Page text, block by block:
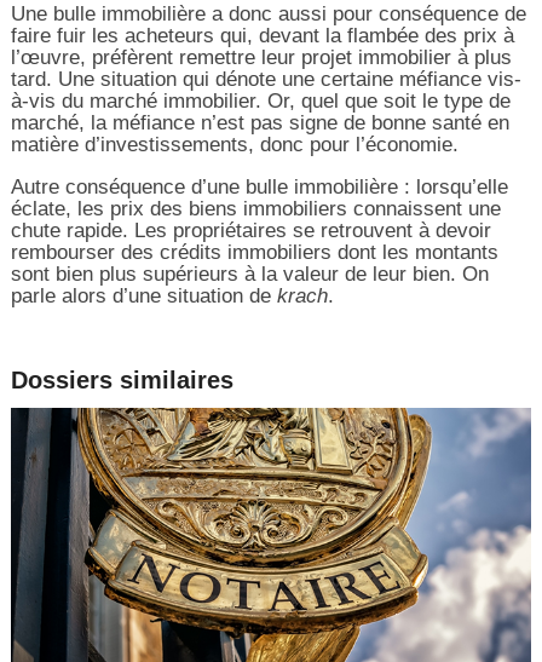
Une bulle immobilière a donc aussi pour conséquence de
faire fuir les acheteurs qui, devant la flambée des prix à
l’œuvre, préfèrent remettre leur projet immobilier à plus
tard. Une situation qui dénote une certaine méfiance vis-
à-vis du marché immobilier. Or, quel que soit le type de
marché, la méfiance n’est pas signe de bonne santé en
matière d’investissements, donc pour l’économie.
Autre conséquence d’une bulle immobilière : lorsqu’elle
éclate, les prix des biens immobiliers connaissent une
chute rapide. Les propriétaires se retrouvent à devoir
rembourser des crédits immobiliers dont les montants
sont bien plus supérieurs à la valeur de leur bien. On
parle alors d’une situation de krach.
Dossiers similaires